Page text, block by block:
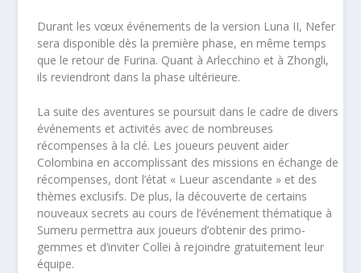
Durant les vœux événements de la version Luna II, Nefer
sera disponible dès la première phase, en même temps
que le retour de Furina. Quant à Arlecchino et à Zhongli,
ils reviendront dans la phase ultérieure.
La suite des aventures se poursuit dans le cadre de divers
événements et activités avec de nombreuses
récompenses à la clé. Les joueurs peuvent aider
Colombina en accomplissant des missions en échange de
récompenses, dont l’état « Lueur ascendante » et des
thèmes exclusifs. De plus, la découverte de certains
nouveaux secrets au cours de l’événement thématique à
Sumeru permettra aux joueurs d’obtenir des primo-
gemmes et d’inviter Collei à rejoindre gratuitement leur
équipe.